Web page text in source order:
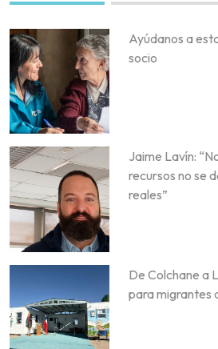
Ayúdanos a
socio
Jaime Lavín:
recursos no se
reales”
De Colchane a
para migrantes